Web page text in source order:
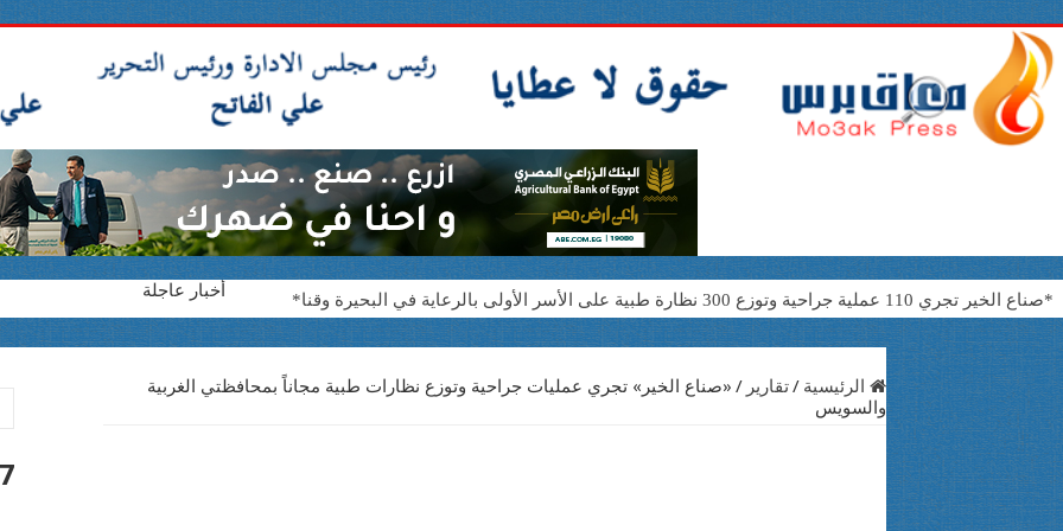
أخبار عاجلة *صناع الخير تجري 110 عملية جراحية وتوزع 300 نظارة طبية على الأسر الأولى بالرعاية في البحيرة وقنا*
«بوابتك للخير» تتكفل بعملية جراحية في القلب والصدر لحالة من دمياط بتكلفة 250 ألف جنيه
عام من الأثر والإنجازات.. EPSF Egypt تواصل صناعة الفرص لطلاب الصيدلة وخدمة المجتمع*
اليونسكو تكلف الدكتور أشرف مرعي بإعداد دليل دولي للنشاط البدني الدامج للأشخاص ذوي الإعاقة
القومي لذوي الإعاقة يثمن افتتاح المحكمة النموذجية الصديقة للطفل بمحكمة شرق الإسكندرية
المشرف العام على “القومي للأشخاص ذوي الإعاقة” تتفقد مكتبة مصر العامة بدمياط
الرئيسية /تقارير / «صناع الخير» تجري عمليات جراحية وتوزع نظارات طبية مجاناً بمحافظتي الغربية
والسويس
7